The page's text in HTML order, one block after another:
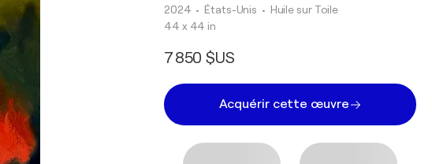
2024 • États-Unis • Huile sur Toile
44 x 44 in
7 850 $US
Acquérir cette œuvre